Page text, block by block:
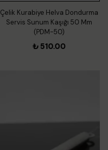
Çelik Kurabiye Helva Dondurma
Servis Sunum Kaşığı 50 Mm
(PDM-50)
₺ 510.00